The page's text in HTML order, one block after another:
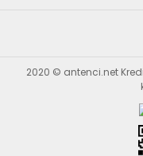
2020 © antenci.net